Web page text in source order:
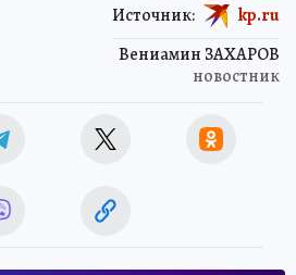
Вениамин ЗАХАРОВ
новостник
Источник: kp.ru